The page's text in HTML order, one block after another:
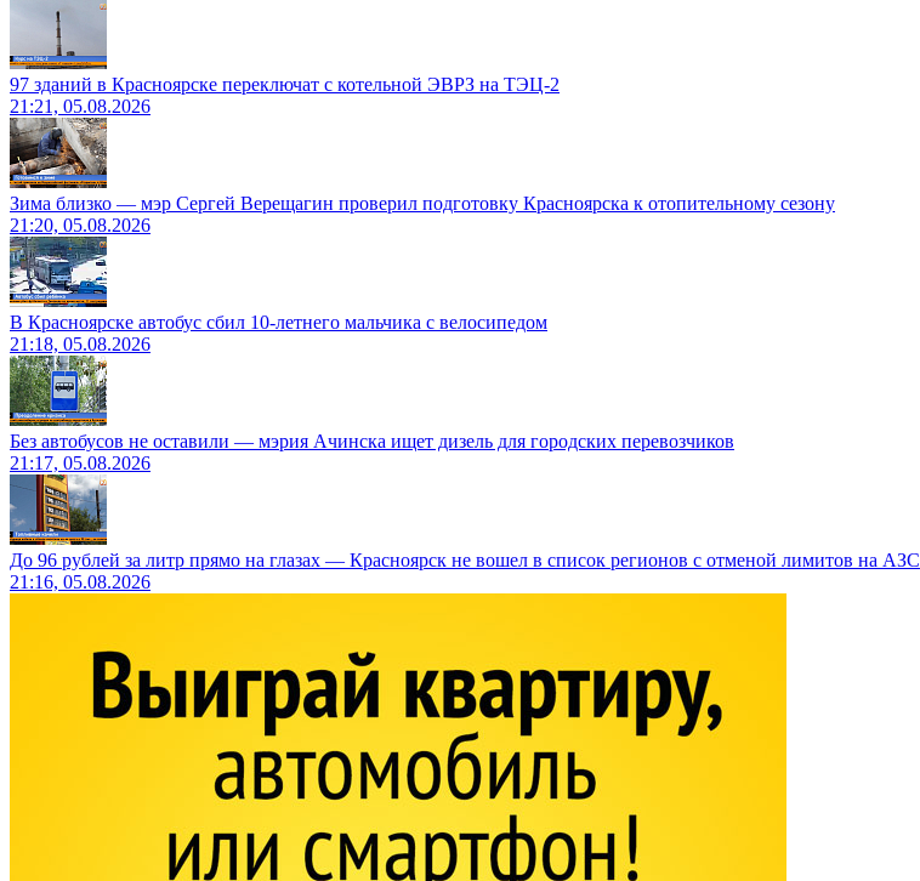
97 зданий в Красноярске переключат с котельной ЭВРЗ на ТЭЦ-2
21:21, 05.08.2026
Зима близко — мэр Сергей Верещагин проверил подготовку Красноярска к отопительному сезону
21:20, 05.08.2026
В Красноярске автобус сбил 10-летнего мальчика с велосипедом
21:18, 05.08.2026
Без автобусов не оставили — мэрия Ачинска ищет дизель для городских перевозчиков
21:17, 05.08.2026
До 96 рублей за литр прямо на глазах — Красноярск не вошел в список регионов с отменой лимитов на АЗС
21:16, 05.08.2026